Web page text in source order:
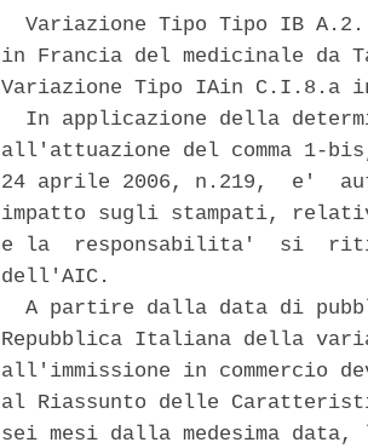
Variazione Tipo Tipo IB
in Francia del medicinale da
Variazione Tipo IAin C.I.8.a
In applicazione della
all'attuazione del comma 1-
24 aprile 2006, n.219,  e'
impatto sugli stampati,
e la  responsabilita'  si
dell'AIC.
A partire dalla data di
Repubblica Italiana della
all'immissione in commercio
al Riassunto delle
sei mesi dalla medesima